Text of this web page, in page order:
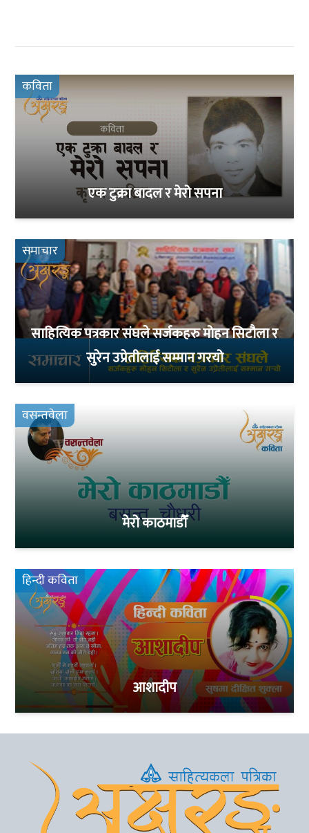
कविता
एक टुक्रा बादल र मेरो सपना
समाचार
साहित्यिक पत्रकार संघले सर्जकहरु मोहन सिटौला र
सुरेन उप्रेतीलाई सम्मान गरयो
वसन्तवेला
मेरो काठमाडौँ
हिन्दी कविता
आशादीप